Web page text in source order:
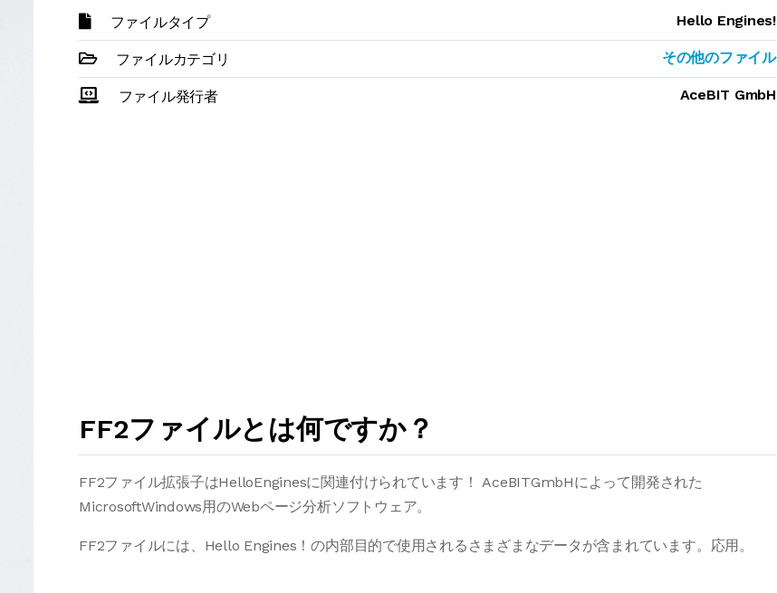
ファイルタイプ Hello Engines!
ファイルカテゴリ その他のファイル
ファイル発行者 AceBIT GmbH
FF2ファイルとは何ですか？
FF2ファイル拡張子はHelloEnginesに関連付けられています！ AceBITGmbHによって開発された
MicrosoftWindows用のWebページ分析ソフトウェア。
FF2ファイルには、Hello Engines！の内部目的で使用されるさまざまなデータが含まれています。応用。